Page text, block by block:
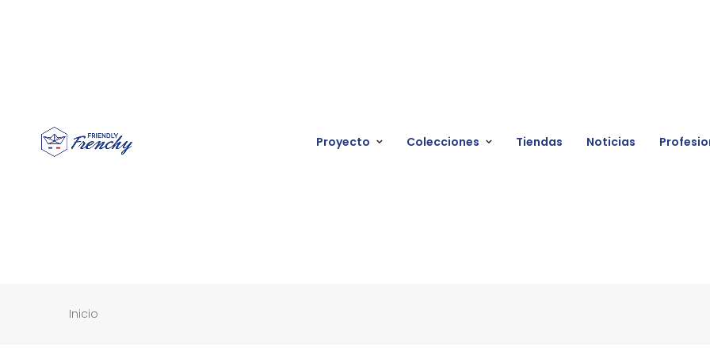
Proyecto Colecciones Tiendas Noticias
Inicio